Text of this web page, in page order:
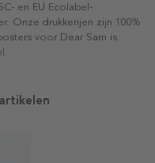
en EU Ecolabel-
Onze drukkerijen zijn 100%
voor Dear Sam is